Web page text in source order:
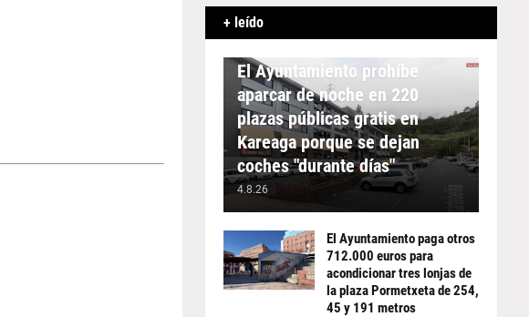
+ leído
APARCAMIENTO
El Ayuntamiento prohíbe
aparcar de noche en 220
plazas públicas gratis en
Kareaga porque se dejan
coches "durante días"
4.8.26
El Ayuntamiento paga otros
712.000 euros para
acondicionar tres lonjas de
la plaza Pormetxeta de 254,
45 y 191 metros